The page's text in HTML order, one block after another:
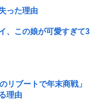
った理由
、この娘が可愛すぎて3
リブートで年末商戦」
理由